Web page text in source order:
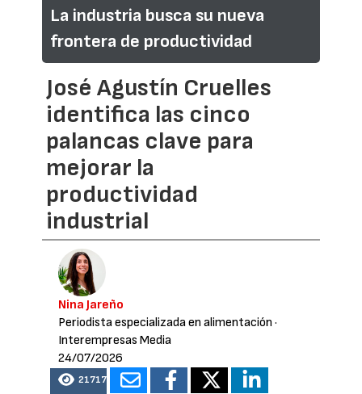
La industria busca su nueva
frontera de productividad
José Agustín Cruelles
identifica las cinco
palancas clave para
mejorar la
productividad
industrial
Nina Jareño
Periodista especializada en alimentación ·
Interempresas Media
24/07/2026
21717